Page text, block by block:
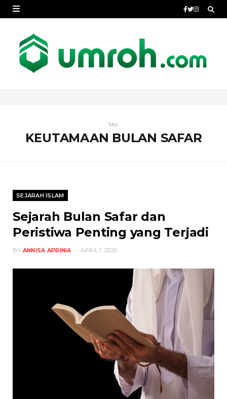
TAG
KEUTAMAAN BULAN SAFAR
SEJARAH ISLAM
Sejarah Bulan Safar dan
Peristiwa Penting yang Terjadi
BY ANNISA APRINIA APRIL 1, 2020